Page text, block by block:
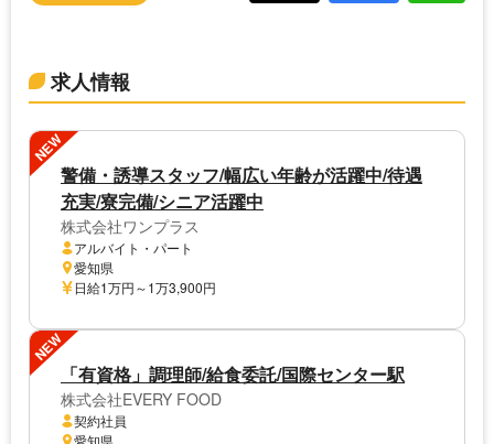
求人情報
NEW
警備・誘導スタッフ/幅広い年齢が活躍中/待遇
充実/寮完備/シニア活躍中
株式会社ワンプラス
アルバイト・パート
愛知県
日給1万円～1万3,900円
NEW
「有資格」調理師/給食委託/国際センター駅
株式会社EVERY FOOD
契約社員
愛知県